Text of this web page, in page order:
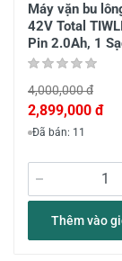
Máy vặn bu
42V Total
Pin 2.0Ah, 1
4,000,000 đ
2,899,000 đ
Đã bán: 11
Thêm vào